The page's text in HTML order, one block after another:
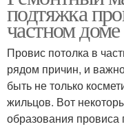
подтяжка
частном доме
Провис потолка в
рядом причин, и
быть не только
жильцов. Вот
образования провиса